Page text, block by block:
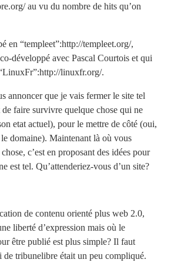
au vu du nombre de hits qu’on
en “templeet”:http://templeet.org/,
développé avec Pascal Courtois et qui
linuxfr.org/.
annoncer que je vais fermer le site tel
faire survivre quelque chose qui ne
etat actuel), pour le mettre de côté (oui,
domaine). Maintenant là où vous
c’est en proposant des idées pour
est tel. Qu’attenderiez-vous d’un site?
de contenu orienté plus web 2.0,
liberté d’expression mais où le
être publié est plus simple? Il faut
de tribunelibre était un peu compliqué.